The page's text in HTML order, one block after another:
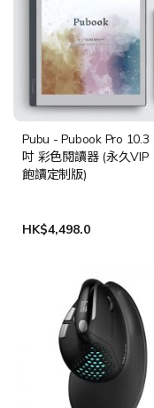
Pubu - Pubook Pro 10.3
吋 彩色閱讀器 (永久VIP
飽讀定制版)
HK$4,498.0